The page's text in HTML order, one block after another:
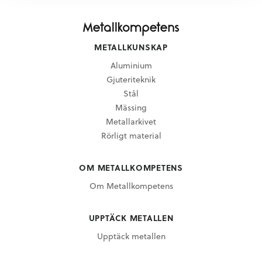
METALLKUNSKAP
Aluminium
Gjuteriteknik
Stål
Mässing
Metallarkivet
Rörligt material
OM METALLKOMPETENS
Om Metallkompetens
UPPTÄCK METALLEN
Upptäck metallen